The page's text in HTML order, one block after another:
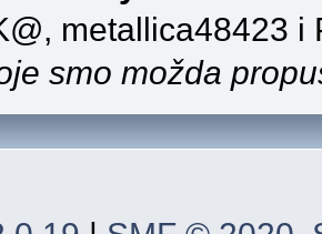
metallica48423 i
smo možda